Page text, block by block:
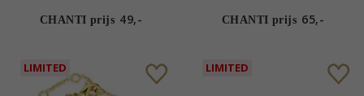
CHANTI prijs 49,- CHANTI prijs 65,-
LIMITED LIMITED